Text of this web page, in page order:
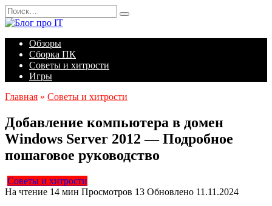
Перейти
к
содержанию
Search
for:
Обзоры
Сборка ПК
Советы и хитрости
Игры
Главная » Советы и хитрости
Добавление компьютера в домен
Windows Server 2012 — Подробное
пошаговое руководство
Советы и хитрости
На чтение 14 мин Просмотров 13 Обновлено 11.11.2024